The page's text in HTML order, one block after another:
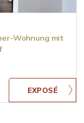
Wohnung mit